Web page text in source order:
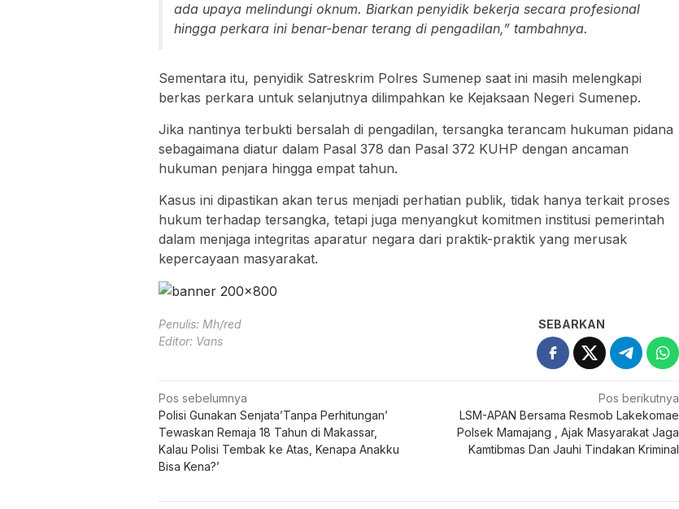
ada upaya melindungi oknum. Biarkan penyidik bekerja secara profesional
hingga perkara ini benar-benar terang di pengadilan,” tambahnya.
Sementara itu, penyidik Satreskrim Polres Sumenep saat ini masih melengkapi
berkas perkara untuk selanjutnya dilimpahkan ke Kejaksaan Negeri Sumenep.
Jika nantinya terbukti bersalah di pengadilan, tersangka terancam hukuman pidana
sebagaimana diatur dalam Pasal 378 dan Pasal 372 KUHP dengan ancaman
hukuman penjara hingga empat tahun.
Kasus ini dipastikan akan terus menjadi perhatian publik, tidak hanya terkait proses
hukum terhadap tersangka, tetapi juga menyangkut komitmen institusi pemerintah
dalam menjaga integritas aparatur negara dari praktik-praktik yang merusak
kepercayaan masyarakat.
Penulis: Mh/red
Editor: Vans
SEBARKAN
Navigasi
pos
Pos sebelumnya
Polisi Gunakan Senjata’Tanpa Perhitungan’
Tewaskan Remaja 18 Tahun di Makassar,
Kalau Polisi Tembak ke Atas, Kenapa Anakku
Bisa Kena?’
Pos berikutnya
LSM-APAN Bersama Resmob Lakekomae
Polsek Mamajang , Ajak Masyarakat Jaga
Kamtibmas Dan Jauhi Tindakan Kriminal